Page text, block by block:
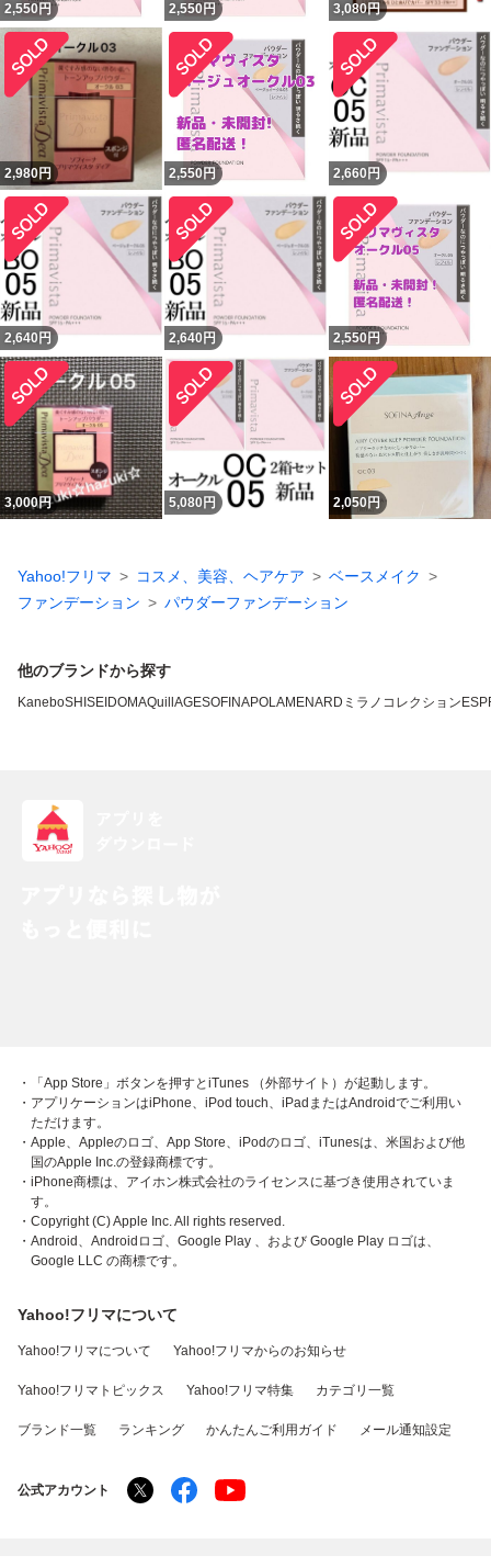
2,550円 2,550円 3,080円
2,980円 2,550円 2,660 円
2,640 円 2,640 円 2,550円
3,000円 5,080 円 2,050円
Yahoo!フリマ コスメ、美容、ヘアケア
ベースメイク
ファンデーション
パウダーファンデーション
他のブランドから探す
KaneboSHISEIDOMAQuillAGESOFINAPOLAMENARD ミラノコレクション
・「App Store」ボタンを押すとiTunes （外部サイト）が起動します。
・アプリケーションはiPhone、iPod touch、iPadまたはAndroidでご利用い
ただけます。
・Apple、Appleのロゴ、App Store、iPodのロゴ、iTunesは、米国および他
国のApple Inc.の登録商標です。
・iPhone商標は、アイホン株式会社のライセンスに基づき使用されていま
す。
・Copyright (C) Apple Inc. All rights reserved.
・Android、Androidロゴ、Google Play 、および Google Play ロゴは、
Google LLC の商標です。
Yahoo!フリマについて
Yahoo!フリマについて Yahoo!フリマからのお知らせ
Yahoo!フリマトピックス Yahoo!フリマ特集 カテゴリ一覧
ブランド一覧 ランキング かんたんご利用ガイド メール通知設定
公式アカウント